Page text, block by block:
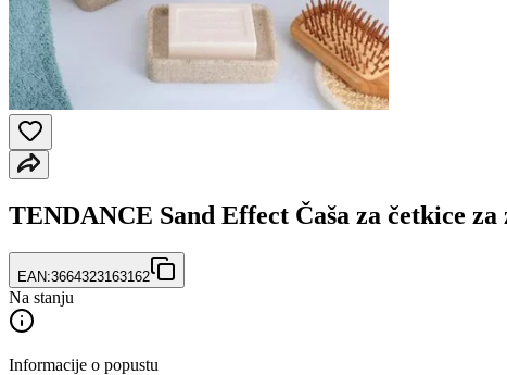
TENDANCE Sand Effect Čaša za četkice za
EAN:3664323163162
Na stanju
Informacije o popustu